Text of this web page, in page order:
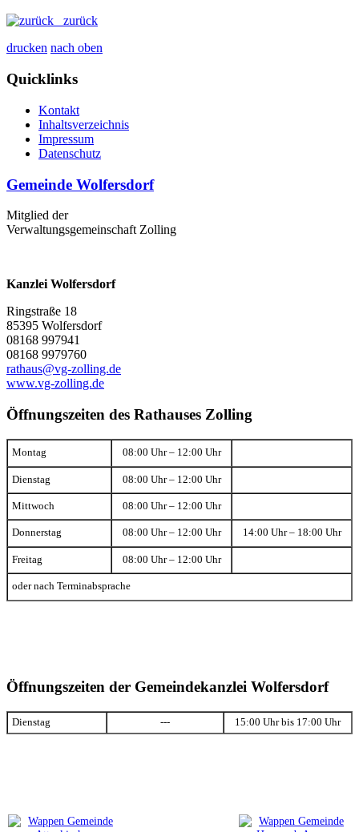
zurück
drucken nach oben
Quicklinks
Kontakt
Inhaltsverzeichnis
Impressum
Datenschutz
Gemeinde Wolfersdorf
Mitglied der
Verwaltungsgemeinschaft Zolling
Kanzlei Wolfersdorf
Ringstraße 18
85395 Wolfersdorf
08168 997941
08168 9979760
rathaus@vg-zolling.de
www.vg-zolling.de
Öffnungszeiten des Rathauses Zolling
Montag 08:00 Uhr – 12:00 Uhr
Dienstag 08:00 Uhr – 12:00 Uhr
Mittwoch 08:00 Uhr – 12:00 Uhr
Donnerstag 08:00 Uhr – 12:00 Uhr 14:00 Uhr – 18:00 Uhr
Freitag 08:00 Uhr – 12:00 Uhr
oder nach Terminabsprache
Öffnungszeiten der Gemeindekanzlei Wolfersdorf
Dienstag --- 15:00 Uhr bis 17:00 Uhr